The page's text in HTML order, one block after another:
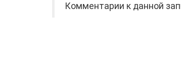
Комментарии к данной